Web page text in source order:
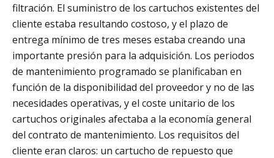
filtración. El suministro de los cartuchos existentes del
cliente estaba resultando costoso, y el plazo de
entrega mínimo de tres meses estaba creando una
importante presión para la adquisición. Los periodos
de mantenimiento programado se planificaban en
función de la disponibilidad del proveedor y no de las
necesidades operativas, y el coste unitario de los
cartuchos originales afectaba a la economía general
del contrato de mantenimiento. Los requisitos del
cliente eran claros: un cartucho de repuesto que